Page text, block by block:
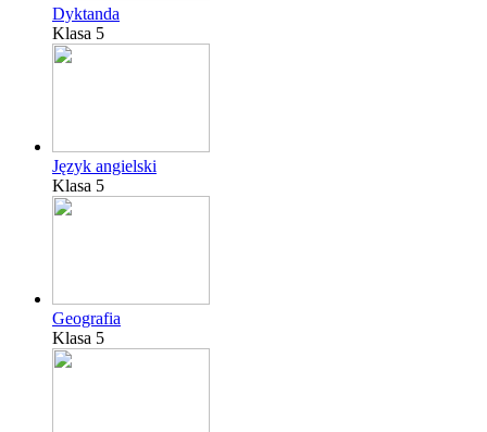
Dyktanda
Klasa 5
Język angielski
Klasa 5
Geografia
Klasa 5